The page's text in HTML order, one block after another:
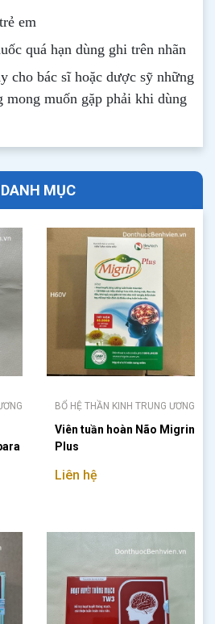
em
quá hạn dùng ghi trên nhãn
cho bác sĩ hoặc dược sỹ những
mong muốn gặp phải khi dùng
MỤC
BỔ HỆ THẦN KINH TRUNG ƯƠNG
Viên tuần hoàn Não Migrin
Plus
Liên hệ